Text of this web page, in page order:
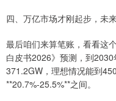
四、万亿市场才刚起步，未
最后咱们来算笔账，看看这
白皮书2026》预测，到
371.2GW，理想情况能到
**20.7%-25.5%**之间。